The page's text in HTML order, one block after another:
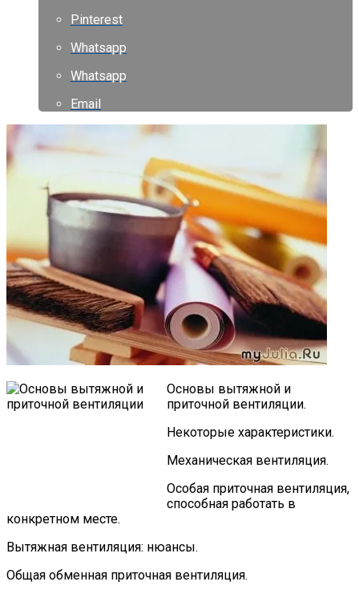
Pinterest
Whatsapp
Whatsapp
Email
Основы вытяжной и
приточной вентиляции.
Некоторые характеристики.
Механическая вентиляция.
Особая приточная вентиляция,
способная работать в
конкретном месте.
Вытяжная вентиляция: нюансы.
Общая обменная приточная вентиляция.